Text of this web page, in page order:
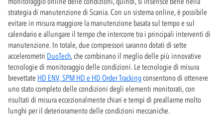
strategia di manutenzione di Scania. Con un sistema online, è possibile
evitare in misura maggiore la manutenzione basata sul tempo e sul
calendario e allungare il tempo che intercorre tra i principali interventi di
manutenzione. In totale, due compressori saranno dotati di sette
accelerometri DuoTech, che combinano il meglio delle più innovative
tecnologie di monitoraggio delle condizioni. Le tecnologie di misura
brevettate HD ENV, SPM HD e HD Order Trackingconsentono di ottenere
uno stato completo delle condizioni degli elementi monitorati, con
risultati di misura eccezionalmente chiari e tempi di preallarme molto
lunghi per il deterioramento delle condizioni meccaniche.